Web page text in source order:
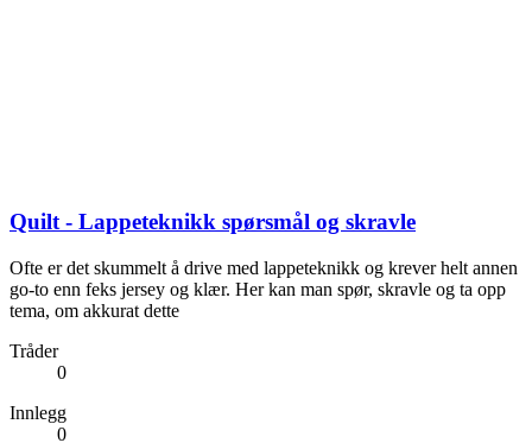
Quilt - Lappeteknikk spørsmål og skravle
Ofte er det skummelt å drive med lappeteknikk og krever helt annen
go-to enn feks jersey og klær. Her kan man spør, skravle og ta opp
tema, om akkurat dette
Tråder
0
Innlegg
0